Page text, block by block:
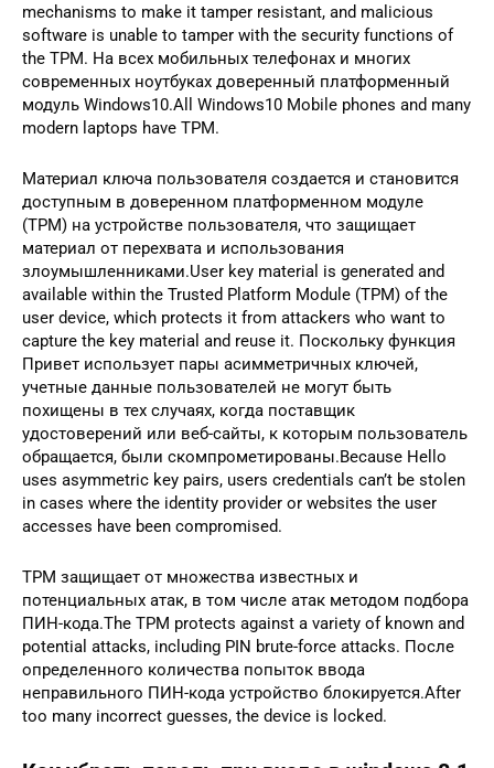
mechanisms to make it tamper resistant, and malicious
software is unable to tamper with the security functions of
the TPM. На всех мобильных телефонах и многих
современных ноутбуках доверенный платформенный
модуль Windows10.All Windows10 Mobile phones and many
modern laptops have TPM.
Материал ключа пользователя создается и становится
доступным в доверенном платформенном модуле
(TPM) на устройстве пользователя, что защищает
материал от перехвата и использования
злоумышленниками.User key material is generated and
available within the Trusted Platform Module (TPM) of the
user device, which protects it from attackers who want to
capture the key material and reuse it. Поскольку функция
Привет использует пары асимметричных ключей,
учетные данные пользователей не могут быть
похищены в тех случаях, когда поставщик
удостоверений или веб-сайты, к которым пользователь
обращается, были скомпрометированы.Because Hello
uses asymmetric key pairs, users credentials can’t be stolen
in cases where the identity provider or websites the user
accesses have been compromised.
TPM защищает от множества известных и
потенциальных атак, в том числе атак методом подбора
ПИН-кода.The TPM protects against a variety of known and
potential attacks, including PIN brute-force attacks. После
определенного количества попыток ввода
неправильного ПИН-кода устройство блокируется.After
too many incorrect guesses, the device is locked.